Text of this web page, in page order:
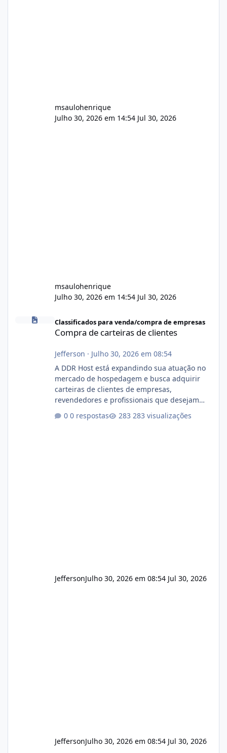
msaulohenrique
Julho 30, 2026 em 14:54 Jul 30, 2026
msaulohenrique
Julho 30, 2026 em 14:54 Jul 30, 2026
Classificados para venda/compra de empresas
Compra de carteiras de clientes
Jefferson · Julho 30, 2026 em 08:54
A DDR Host está expandindo sua atuação no
mercado de hospedagem e busca adquirir
carteiras de clientes de empresas,
revendedores e profissionais que desejam
operação. Se você possui clientes ativos de
0 respostas 283 visualizações
JeffersonJulho 30, 2026 em 08:54 Jul 30, 2026
JeffersonJulho 30, 2026 em 08:54 Jul 30, 2026